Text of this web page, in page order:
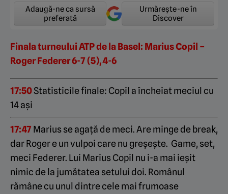
Adaugă-ne ca sursă
preferată
Urmărește-ne în
Discover
Finala turneului ATP de la Basel: Marius Copil –
Roger Federer 6-7 (5), 4-6
17:50Statisticile finale: Copil a încheiat meciul cu
14 ași
17:47Marius se agață de meci. Are minge de break,
dar Roger e un vulpoi care nu greșește. Game, set,
meci Federer. Lui Marius Copil nu i-a mai ieșit
nimic de la jumătatea setului doi. Românul
rămâne cu unul dintre cele mai frumoase